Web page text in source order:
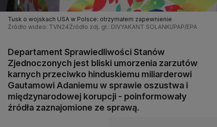
Tusk o wojskach USA w Polsce: otrzymałem zapewnienie
Źródło wideo: TVN24 Źródło zdj. gł.: DIVYAKANT SOLANKI/PAP/EPA
Departament Sprawiedliwości Stanów
Zjednoczonych jest bliski umorzenia zarzutów
karnych przeciwko hinduskiemu miliarderowi
Gautamowi Adaniemu w sprawie oszustwa i
międzynarodowej korupcji - poinformowały
źródła zaznajomione ze sprawą.